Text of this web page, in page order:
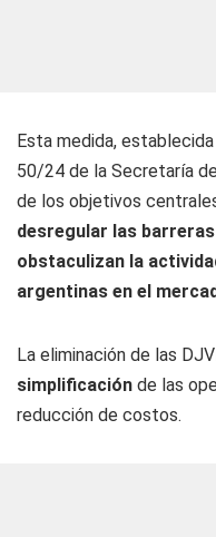
Esta medida,
50/24 de la Secretaría
de los objetivos
desregular las
obstaculizan la
argentinas en el
La eliminación de las
simplificación de las
reducción de costos.